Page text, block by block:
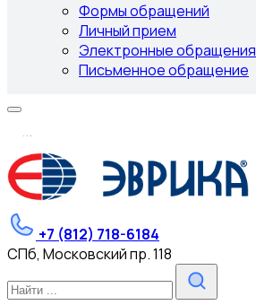
Формы обращений
Личный прием
Электронные обращения
Письменное обращение
...
+7 (812) 718-6184
СПб, Московский пр. 118